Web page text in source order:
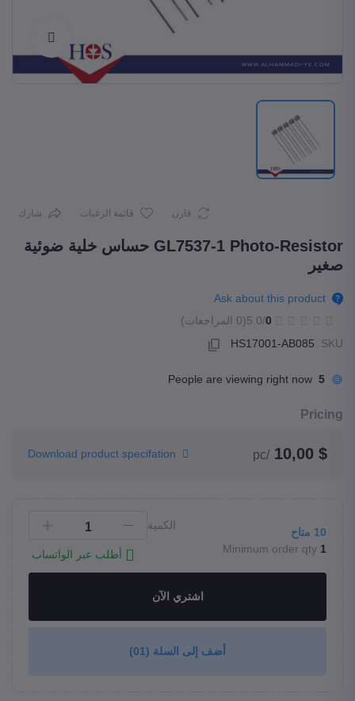
قارن قائمة الرغبات شارك
GL7537-1 Photo-Resistor حساس خلية ضوئية
صغير
Ask about this product
0
/5.0
(0 المراجعات)
SKU
HS17001-AB085
5
People are viewing right now
Pricing
$ 10,00
/pc
10 متاح
Minimum order qty 1
الكمية
أطلب عبر الواتساب
اشتري الآن
أضف إلى السلة (01)